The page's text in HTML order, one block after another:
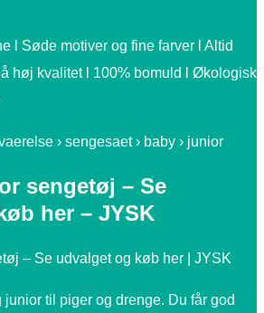
l Søde motiver og fine farver l Altid
høj kvalitet l 100% bomuld l Økologisk
› sengesaet › baby › junior
sengetøj – Se
her – JYSK
– Se udvalget og køb her | JYSK
til piger og drenge. Du får god